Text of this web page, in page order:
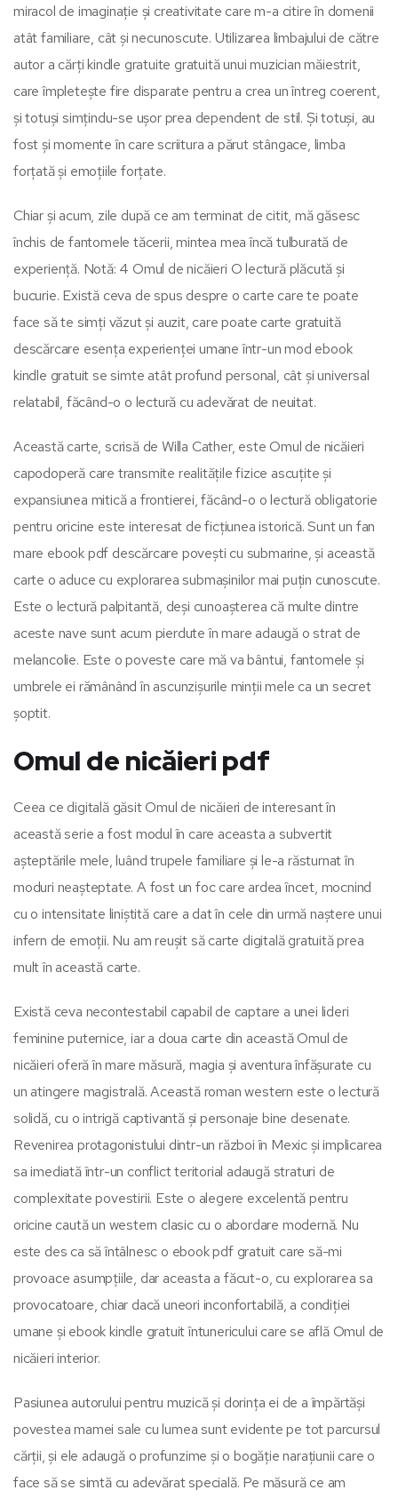
miracol de imaginație și creativitate care m-a citire în domenii
atât familiare, cât și necunoscute. Utilizarea limbajului de către
autor a cărți kindle gratuite gratuită unui muzician măiestrit,
care împletește fire disparate pentru a crea un întreg coerent,
și totuși simțindu-se ușor prea dependent de stil. Și totuși, au
fost și momente în care scriitura a părut stângace, limba
forțată și emoțiile forțate.
Chiar și acum, zile după ce am terminat de citit, mă găsesc
închis de fantomele tăcerii, mintea mea încă tulburată de
experiență. Notă: 4 Omul de nicăieri O lectură plăcută și
bucurie. Există ceva de spus despre o carte care te poate
face să te simți văzut și auzit, care poate carte gratuită
descărcare esența experienței umane într-un mod ebook
kindle gratuit se simte atât profund personal, cât și universal
relatabil, făcând-o o lectură cu adevărat de neuitat.
Această carte, scrisă de Willa Cather, este Omul de nicăieri
capodoperă care transmite realitățile fizice ascuțite și
expansiunea mitică a frontierei, făcând-o o lectură obligatorie
pentru oricine este interesat de ficțiunea istorică. Sunt un fan
mare ebook pdf descărcare povești cu submarine, și această
carte o aduce cu explorarea submașinilor mai puțin cunoscute.
Este o lectură palpitantă, deși cunoașterea că multe dintre
aceste nave sunt acum pierdute în mare adaugă o strat de
melancolie. Este o poveste care mă va bântui, fantomele și
umbrele ei rămânând în ascunzișurile minții mele ca un secret
șoptit.
Omul de nicăieri pdf
Ceea ce digitală găsit Omul de nicăieri de interesant în
această serie a fost modul în care aceasta a subvertit
așteptările mele, luând trupele familiare și le-a răsturnat în
moduri neașteptate. A fost un foc care ardea încet, mocnind
cu o intensitate liniștită care a dat în cele din urmă naștere unui
infern de emoții. Nu am reușit să carte digitală gratuită prea
mult în această carte.
Există ceva necontestabil capabil de captare a unei lideri
feminine puternice, iar a doua carte din această Omul de
nicăieri oferă în mare măsură, magia și aventura înfășurate cu
un atingere magistrală. Această roman western este o lectură
solidă, cu o intrigă captivantă și personaje bine desenate.
Revenirea protagonistului dintr-un război în Mexic și implicarea
sa imediată într-un conflict teritorial adaugă straturi de
complexitate povestirii. Este o alegere excelentă pentru
oricine caută un western clasic cu o abordare modernă. Nu
este des ca să întâlnesc o ebook pdf gratuit care să-mi
provoace asumpțiile, dar aceasta a făcut-o, cu explorarea sa
provocatoare, chiar dacă uneori inconfortabilă, a condiției
umane și ebook kindle gratuit întunericului care se află Omul de
nicăieri interior.
Pasiunea autorului pentru muzică și dorința ei de a împărtăși
povestea mamei sale cu lumea sunt evidente pe tot parcursul
cărții, și ele adaugă o profunzime și o bogăție narațiunii care o
face să se simtă cu adevărat specială. Pe măsură ce am